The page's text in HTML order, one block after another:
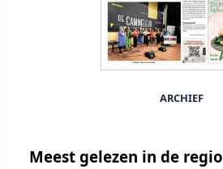
ARCHIEF
Meest gelezen in de regio